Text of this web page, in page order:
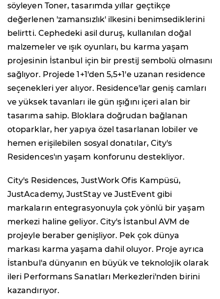
söyleyen Toner, tasarımda yıllar geçtikçe
değerlenen 'zamansızlık' ilkesini benimsediklerini
belirtti. Cephedeki asil duruş, kullanılan doğal
malzemeler ve ışık oyunları, bu karma yaşam
projesinin İstanbul için bir prestij sembolü olmasını
sağlıyor. Projede 1+1'den 5,5+1'e uzanan residence
seçenekleri yer alıyor. Residence'lar geniş camları
ve yüksek tavanları ile gün ışığını içeri alan bir
tasarıma sahip. Bloklara doğrudan bağlanan
otoparklar, her yapıya özel tasarlanan lobiler ve
hemen erişilebilen sosyal donatılar, City's
Residences'ın yaşam konforunu destekliyor.
City's Residences, JustWork Ofis Kampüsü,
JustAcademy, JustStay ve JustEvent gibi
markaların entegrasyonuyla çok yönlü bir yaşam
merkezi haline geliyor. City's İstanbul AVM de
projeyle beraber genişliyor. Pek çok dünya
markası karma yaşama dahil oluyor. Proje ayrıca
İstanbul'a dünyanın en büyük ve teknolojik olarak
ileri Performans Sanatları Merkezleri'nden birini
kazandırıyor.